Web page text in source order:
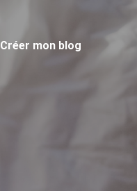
Créer mon blog